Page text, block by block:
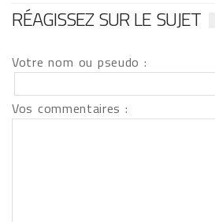
RÉAGISSEZ SUR LE SUJET
Votre nom ou pseudo :
Vos commentaires :